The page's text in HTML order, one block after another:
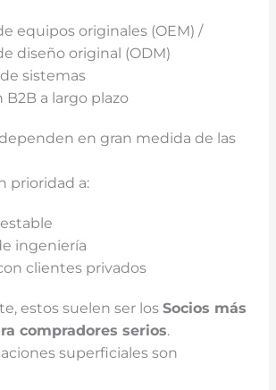
equipos originales (OEM) /
diseño original (ODM)
sistemas
B2B a largo plazo
en gran medida de las
prioridad a:
ingeniería
clientes privados
estos suelen ser losSocios más
compradores serios.
superficiales son